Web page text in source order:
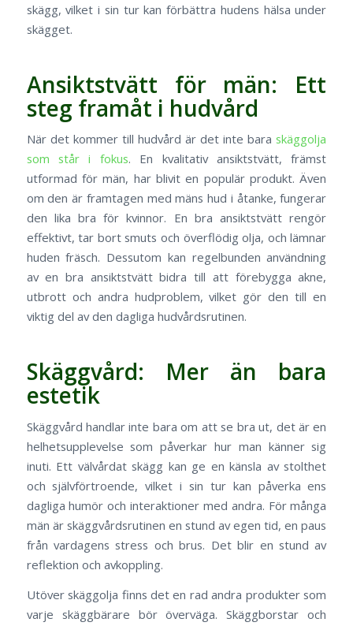
skägg, vilket i sin tur kan förbättra hudens hälsa under
skägget.
Ansiktstvätt för män: Ett
steg framåt i hudvård
När det kommer till hudvård är det inte bara skäggolja
som står i fokus. En kvalitativ ansiktstvätt, främst
utformad för män, har blivit en populär produkt. Även
om den är framtagen med mäns hud i åtanke, fungerar
den lika bra för kvinnor. En bra ansiktstvätt rengör
effektivt, tar bort smuts och överflödig olja, och lämnar
huden fräsch. Dessutom kan regelbunden användning
av en bra ansiktstvätt bidra till att förebygga akne,
utbrott och andra hudproblem, vilket gör den till en
viktig del av den dagliga hudvårdsrutinen.
Skäggvård: Mer än bara
estetik
Skäggvård handlar inte bara om att se bra ut, det är en
helhetsupplevelse som påverkar hur man känner sig
inuti. Ett välvårdat skägg kan ge en känsla av stolthet
och självförtroende, vilket i sin tur kan påverka ens
dagliga humör och interaktioner med andra. För många
män är skäggvårdsrutinen en stund av egen tid, en paus
från vardagens stress och brus. Det blir en stund av
reflektion och avkoppling.
Utöver skäggolja finns det en rad andra produkter som
varje skäggbärare bör överväga. Skäggborstar och